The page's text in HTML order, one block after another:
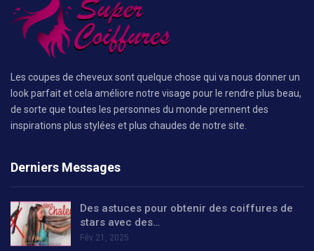
Les coupes de cheveux sont quelque chose qui va nous donner un
look parfait et cela améliore notre visage pour le rendre plus beau,
de sorte que toutes les personnes du monde prennent des
inspirations plus stylées et plus chaudes de notre site.
Derniers Messages
Des astuces pour obtenir des coiffures de
stars avec des…
Fév 21, 2025